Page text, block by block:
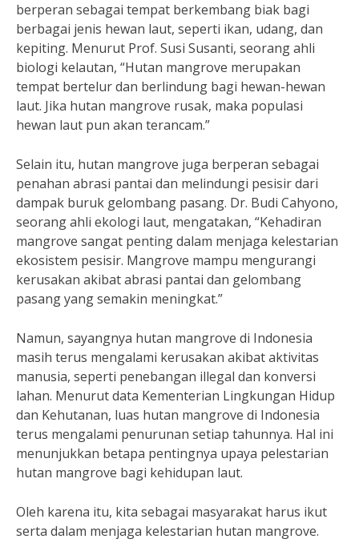
berperan sebagai tempat berkembang biak bagi
berbagai jenis hewan laut, seperti ikan, udang, dan
kepiting. Menurut Prof. Susi Susanti, seorang ahli
biologi kelautan, “Hutan mangrove merupakan
tempat bertelur dan berlindung bagi hewan-hewan
laut. Jika hutan mangrove rusak, maka populasi
hewan laut pun akan terancam.”
Selain itu, hutan mangrove juga berperan sebagai
penahan abrasi pantai dan melindungi pesisir dari
dampak buruk gelombang pasang. Dr. Budi Cahyono,
seorang ahli ekologi laut, mengatakan, “Kehadiran
mangrove sangat penting dalam menjaga kelestarian
ekosistem pesisir. Mangrove mampu mengurangi
kerusakan akibat abrasi pantai dan gelombang
pasang yang semakin meningkat.”
Namun, sayangnya hutan mangrove di Indonesia
masih terus mengalami kerusakan akibat aktivitas
manusia, seperti penebangan illegal dan konversi
lahan. Menurut data Kementerian Lingkungan Hidup
dan Kehutanan, luas hutan mangrove di Indonesia
terus mengalami penurunan setiap tahunnya. Hal ini
menunjukkan betapa pentingnya upaya pelestarian
hutan mangrove bagi kehidupan laut.
Oleh karena itu, kita sebagai masyarakat harus ikut
serta dalam menjaga kelestarian hutan mangrove.